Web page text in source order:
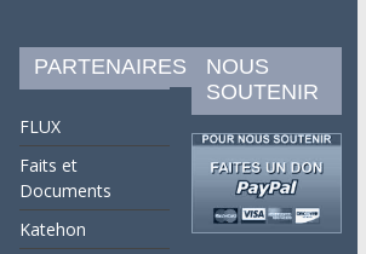
PARTENAIRES
FLUX
Faits et
Documents
Katehon
NOUS
SOUTENIR